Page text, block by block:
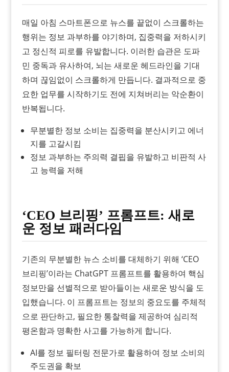
매일 아침 스마트폰으로 뉴스를 끝없이 스크롤하는
행위는 정보 과부하를 야기하며, 집중력을 저하시키
고 정신적 피로를 유발합니다. 이러한 습관은 도파
민 중독과 유사하여, 뇌는 새로운 헤드라인을 기대
하며 끊임없이 스크롤하게 만듭니다. 결과적으로 중
요한 업무를 시작하기도 전에 지쳐버리는 악순환이
반복됩니다.
무분별한 정보 소비는 집중력을 분산시키고 에너
지를 고갈시킴
정보 과부하는 주의력 결핍을 유발하고 비판적 사
고 능력을 저해
‘CEO 브리핑’ 프롬프트: 새로
운 정보 패러다임
기존의 무분별한 뉴스 소비를 대체하기 위해 ‘CEO
브리핑’이라는 ChatGPT 프롬프트를 활용하여 핵심
정보만을 선별적으로 받아들이는 새로운 방식을 도
입했습니다. 이 프롬프트는 정보의 중요도를 주체적
으로 판단하고, 필요한 통찰력을 제공하여 심리적
평온함과 명확한 사고를 가능하게 합니다.
AI를 정보 필터링 전문가로 활용하여 정보 소비의
주도권을 확보